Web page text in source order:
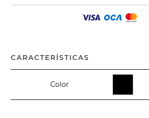
CARACTERÍSTICAS
Color